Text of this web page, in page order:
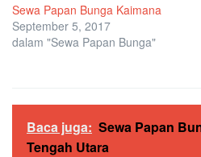
Sewa Papan Bunga Kaimana
September 5, 2017
dalam "Sewa Papan Bunga"
Baca juga: Sewa Papan
Tengah Utara